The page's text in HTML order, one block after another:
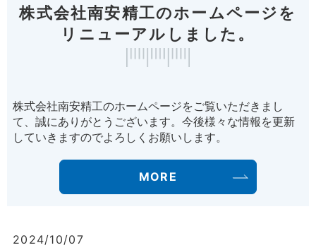
株式会社南安精工のホームページを
リニューアルしました。
株式会社南安精工のホームページをご覧いただきまし
て、誠にありがとうございます。今後様々な情報を更新
していきますのでよろしくお願いします。
MORE
2024/10/07